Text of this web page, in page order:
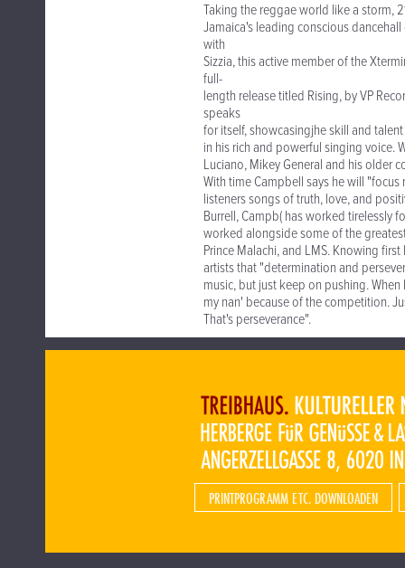
Taking the reggae world like a
Jamaica's leading conscious
with
Sizzia, this active member of the
full-
length release titled Rising, by VP
speaks
for itself, showcasingjhe skill and
in his rich and powerful singing voice.
Luciano, Mikey General and his older
With time Campbell says he will
listeners songs of truth, love, and
Burrell, Campb( has worked tirelessly
worked alongside some of the
Prince Malachi, and LMS. Knowing
artists that "determination and
music, but just keep on pushing.
my nan' because of the competition.
That's perseverance".
PRINTPROGRAMM ETC. DOWNLOADEN